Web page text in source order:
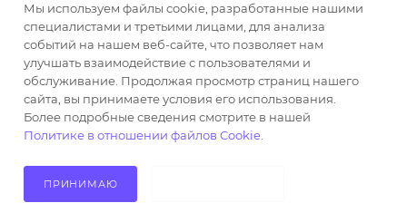
Любая информация на сайте носит справочный
характер и не является публичной офертой
определяемой положениями пункта 2 статьи 437
Гражданского кодекса Российской Федерации.
Использование любых материалов, опубликованных
на https://opt-milena.ru, допустимо только при
наличии письменного разрешения редакции и
активной ссылки на https://opt-milena.ru
Мы используем файлы cookie, разработанные нашими
специалистами и третьими лицами, для анализа
событий на нашем веб-сайте, что позволяет нам
улучшать взаимодействие с пользователями и
обслуживание. Продолжая просмотр страниц нашего
сайта, вы принимаете условия его использования.
Более подробные сведения смотрите в нашей
Политике в отношении файлов Cookie
ПРИНИМАЮ